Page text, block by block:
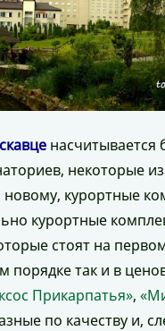
насчитывается
некоторые
курортные
курортные
стоят на
порядке так и в
Прикарпатья»,
по качеству и,